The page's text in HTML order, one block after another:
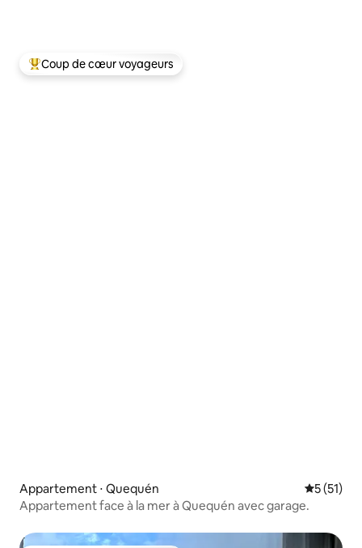
Coups de cœur voyageurs les plus appréciés
Coup de cœur voyageurs
Appartement ⋅ Quequén
5 (51)
Appartement face à la mer à Quequén avec garage.